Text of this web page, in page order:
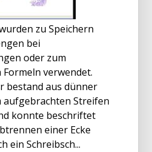
zu Speichern
bei
oder zum
verwendet.
bestand aus dünner
aufgebrachten Streifen
konnte beschriftet
einer Ecke
ein Schreibsch...